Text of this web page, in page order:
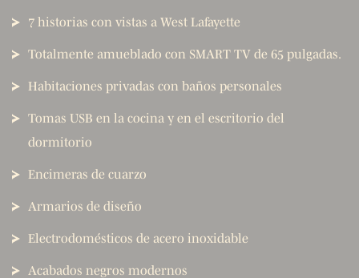
7 historias con vistas a West Lafayette
Totalmente amueblado con SMART TV de 65 pulgadas.
Habitaciones privadas con baños personales
Tomas USB en la cocina y en el escritorio del
dormitorio
Encimeras de cuarzo
Armarios de diseño
Electrodomésticos de acero inoxidable
Acabados negros modernos